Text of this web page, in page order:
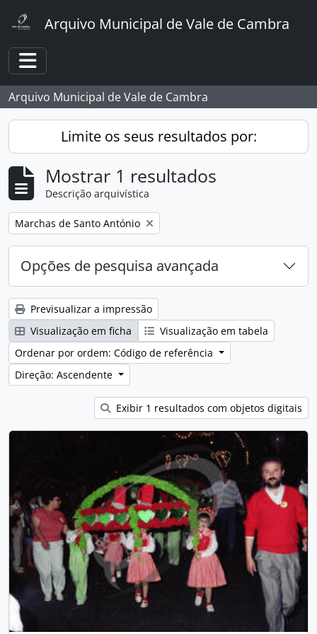
Arquivo Municipal de Vale de Cambra
Toggle navigation
Arquivo Municipal de Vale de Cambra
Limite os seus resultados por:
Mostrar 1 resultados
Descrição arquivística
Remover filtro:
Marchas de Santo António
Opções de pesquisa avançada
Previsualizar a impressão
Visualização em ficha
Visualização em tabela
Ordenar por ordem: Código de referência
Direção: Ascendente
Exibir 1 resultados com objetos digitais